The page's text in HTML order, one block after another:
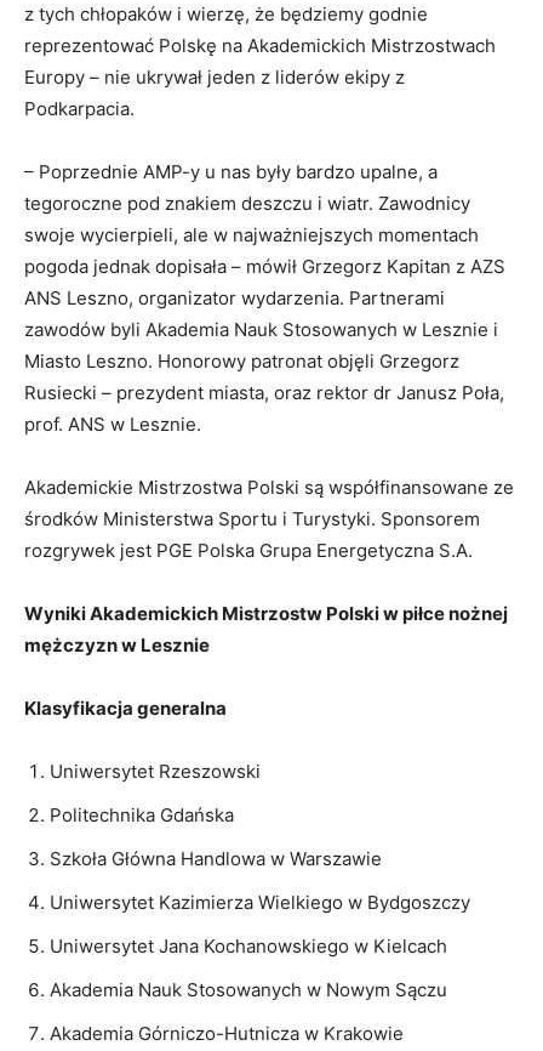
z tych chłopaków i wierzę, że będziemy godnie
reprezentować Polskę na Akademickich Mistrzostwach
Europy – nie ukrywał jeden z liderów ekipy z
Podkarpacia.
– Poprzednie AMP-y u nas były bardzo upalne, a
tegoroczne pod znakiem deszczu i wiatr. Zawodnicy
swoje wycierpieli, ale w najważniejszych momentach
pogoda jednak dopisała – mówił Grzegorz Kapitan z AZS
ANS Leszno, organizator wydarzenia. Partnerami
zawodów byli Akademia Nauk Stosowanych w Lesznie i
Miasto Leszno. Honorowy patronat objęli Grzegorz
Rusiecki – prezydent miasta, oraz rektor dr Janusz Poła,
prof. ANS w Lesznie.
Akademickie Mistrzostwa Polski są współfinansowane ze
środków Ministerstwa Sportu i Turystyki. Sponsorem
rozgrywek jest PGE Polska Grupa Energetyczna S.A.
Wyniki Akademickich Mistrzostw Polski w piłce nożnej
mężczyzn w Lesznie
Klasyfikacja generalna
Uniwersytet Rzeszowski
Politechnika Gdańska
Szkoła Główna Handlowa w Warszawie
Uniwersytet Kazimierza Wielkiego w Bydgoszczy
Uniwersytet Jana Kochanowskiego w Kielcach
Akademia Nauk Stosowanych w Nowym Sączu
Akademia Górniczo-Hutnicza w Krakowie